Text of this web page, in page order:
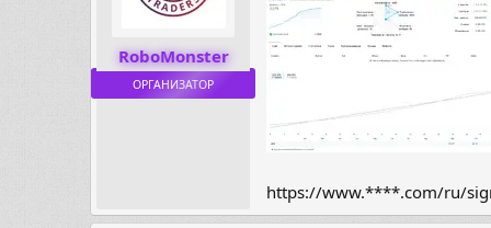
RoboMonster
ОРГАНИЗАТОР
https://www.****.com/ru/